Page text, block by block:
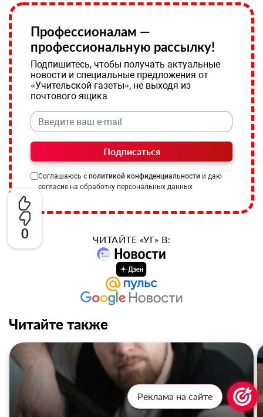
0
Профессионалам —
профессиональную рассылку!
Подпишитесь, чтобы получать актуальные
новости и специальные предложения от
«Учительской газеты», не выходя из
почтового ящика
Подписаться
Соглашаюсь с политикой конфиденциальности и даю
согласие на обработку персональных данных
ЧИТАЙТЕ «УГ» В:
Читайте также
Реклама на сайте